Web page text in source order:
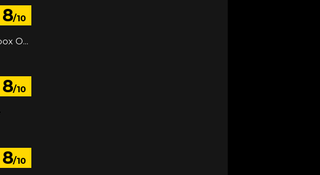
8/10
3DS, PC, PlayStation 3, PlayStation 4, VITA, Wii U, Xbox 360, Xbox One
8/10
8/10